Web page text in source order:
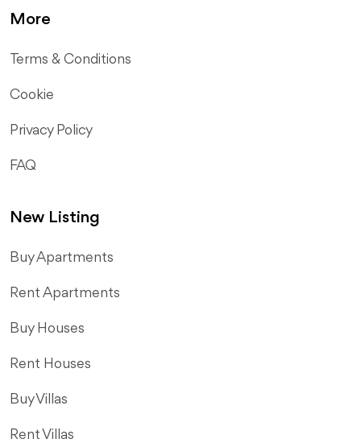
More
Terms & Conditions
Cookie
Privacy Policy
FAQ
New Listing
​Buy Apartments
Rent Apartments
Buy Houses
Rent Houses
Buy Villas
Rent Villas